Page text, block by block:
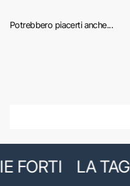
Potrebbero piacerti anche...
FORTI LA